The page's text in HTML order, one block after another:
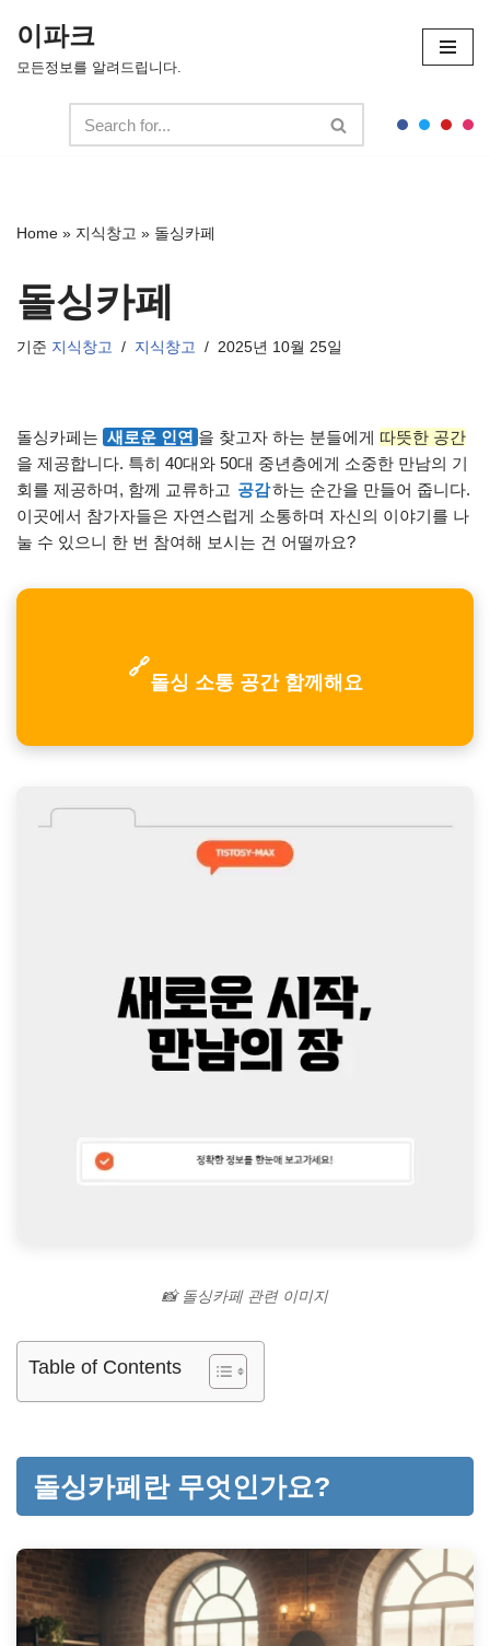
콘
기
이파크
모든정보를 알려드립니다.
Home » 지식창고 » 돌싱카페
돌싱카페
기준 지식창고 지식창고 2025년 10월 25일
돌싱카페는 새로운 인연 을 찾고자 하는 분들에게 따뜻한 공간
을 제공합니다. 특히 40대와 50대 중년층에게 소중한 만남의 기
회를 제공하며, 함께 교류하고 공감하는 순간을 만들어 줍니다.
이곳에서 참가자들은 자연스럽게 소통하며 자신의 이야기를 나
눌 수 있으니 한 번 참여해 보시는 건 어떨까요?
🔗
돌싱 소통 공간 함께해요
📸 돌싱카페 관련 이미지
Table of Contents
돌싱카페란 무엇인가요?